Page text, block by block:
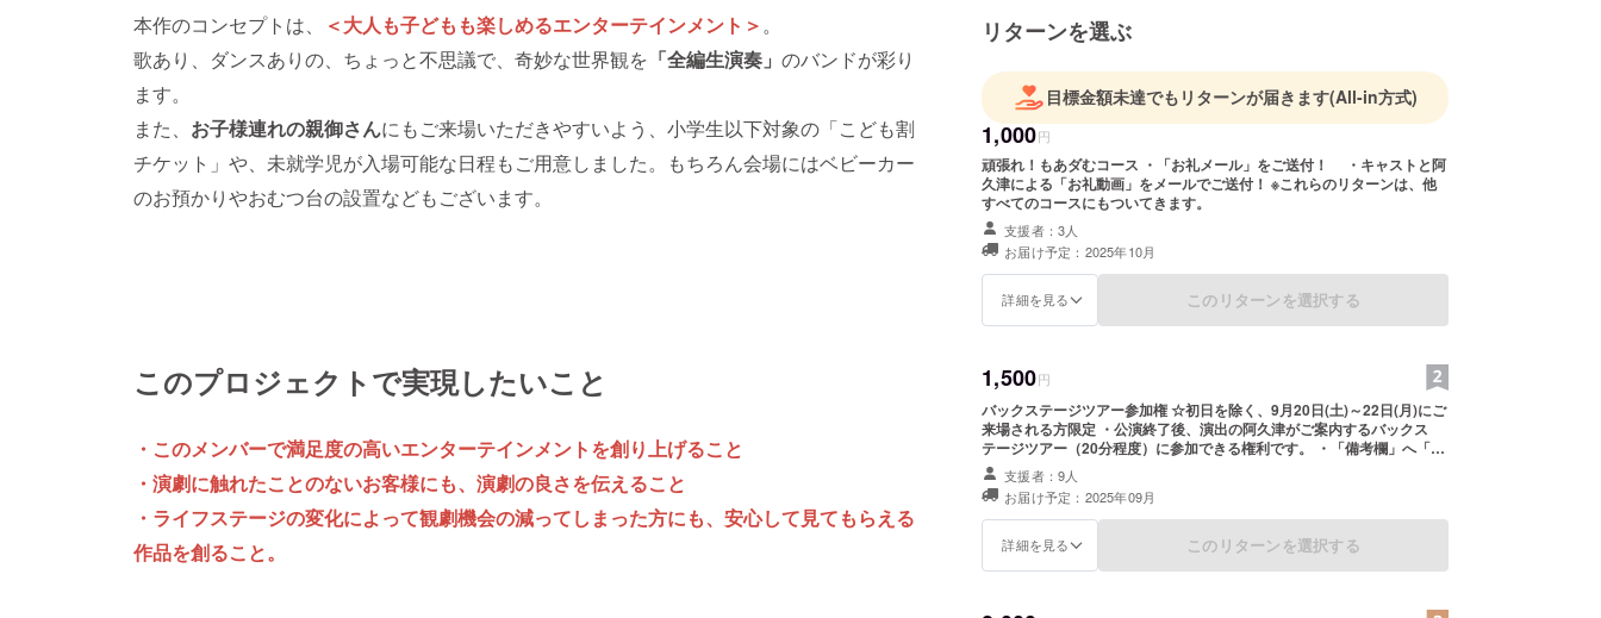
本作のコンセプトは、 ＜大人も子どもも楽しめるエンターテインメント＞。
歌あり、ダンスありの、ちょっと不思議で、奇妙な世界観を 「全編生演奏」 のバンドが彩り
ます。
また、 お子様連れの親御さんにもご来場いただきやすいよう、小学生以下対象の「こども割
チケット」や、未就学児が入場可能な日程もご用意しました。もちろん会場にはベビーカー
のお預かりやおむつ台の設置などもございます。
このプロジェクトで実現したいこと
・このメンバーで満足度の高いエンターテインメントを創り上げること
・演劇に触れたことのないお客様にも、演劇の良さを伝えること
・ライフステージの変化によって観劇機会の減ってしまった方にも、安心して見てもらえる
作品を創ること。
リターンを選ぶ
目標金額未達でもリターンが届きます(All-in方式)
1,000円
頑張れ！もあダむコース ・「お礼メール」をご送付！ ・キャストと阿
久津による「お礼動画」をメールでご送付！ ※これらのリターンは、他
すべてのコースにもついてきます。
支援者：3人
お届け予定：2025年10月
詳細を見る このリターンを選択する
1,500円
バックステージツアー参加権 ☆初日を除く、9月20日(土)～22日(月)にご
来場される方限定 ・公演終了後、演出の阿久津がご案内するバックス
テージツアー（20分程度）に参加できる権利です。 ・「備考欄」へ「来
場日程」と「予約名」を必ずご記入ください。 ・ご来場時に受付にて本
リターンをご支援いただいた旨をお伝えください。 ※別途CoRichチケッ
ト！（外部サイト）にて販売している公演チケットのご予約が必要にな
ります。
支援者：9人
お届け予定：2025年09月
詳細を見る このリターンを選択する